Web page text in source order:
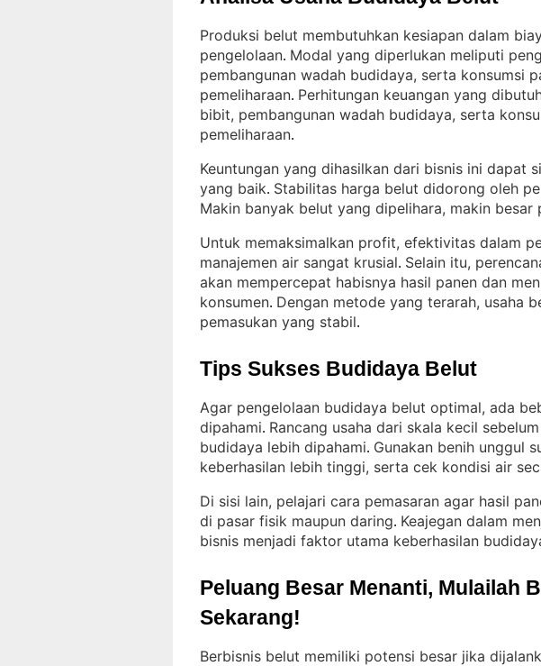
Produksi belut membutuhkan kesiapan dalam
pengelolaan. Modal yang diperlukan meliputi
pembangunan wadah budidaya, serta konsumsi
pemeliharaan. Perhitungan keuangan yang
bibit, pembangunan wadah budidaya, serta
pemeliharaan.
Keuntungan yang dihasilkan dari bisnis ini dapat
yang baik. Stabilitas harga belut didorong oleh
Makin banyak belut yang dipelihara, makin besar
Untuk memaksimalkan profit, efektivitas dalam
manajemen air sangat krusial. Selain itu,
akan mempercepat habisnya hasil panen dan
konsumen. Dengan metode yang terarah, usaha
pemasukan yang stabil.
Tips Sukses Budidaya Belut
Agar pengelolaan budidaya belut optimal, ada
dipahami. Rancang usaha dari skala kecil
budidaya lebih dipahami. Gunakan benih unggul
keberhasilan lebih tinggi, serta cek kondisi air
Di sisi lain, pelajari cara pemasaran agar hasil
di pasar fisik maupun daring. Keajegan dalam
bisnis menjadi faktor utama keberhasilan
Peluang Besar Menanti, Mulailah
Sekarang!
Berbisnis belut memiliki potensi besar jika